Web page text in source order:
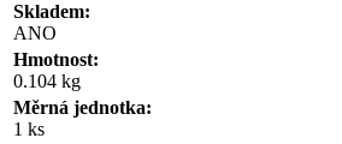
Skladem:
ANO
Hmotnost:
0.104 kg
Měrná jednotka:
1 ks